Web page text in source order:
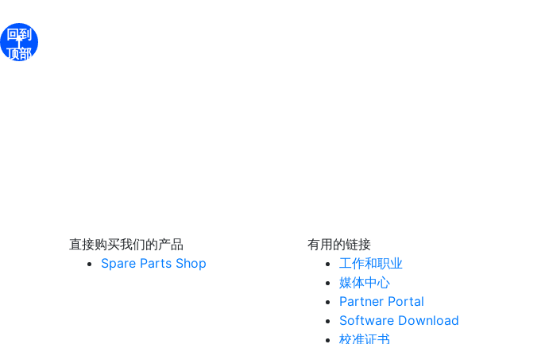
回到
顶部
直接购买我们的产品
Spare Parts Shop
有用的链接
工作和职业
媒体中心
Partner Portal
Software Download
校准证书